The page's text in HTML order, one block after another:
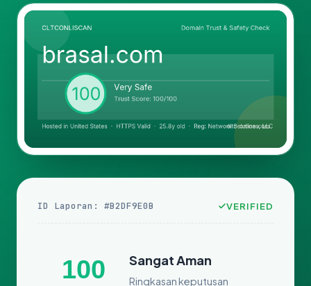
ID Laporan: #B2DF9E0B VERIFIED
100 Sangat Aman
Ringkasan keputusan